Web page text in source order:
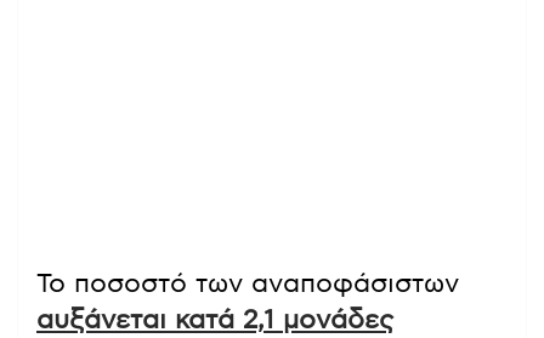
Το ποσοστό των αναποφάσιστων
αυξάνεται κατά 2,1 μονάδες